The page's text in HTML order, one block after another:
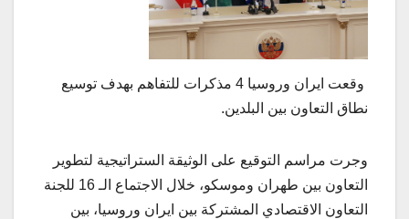
وقعت ايران وروسيا 4 مذكرات للتفاهم بهدف توسيع
نطاق التعاون بين البلدين.
وجرت مراسم التوقيع على الوثيقة الستراتيجية لتطوير
التعاون بين طهران وموسكو، خلال الاجتماع الـ 16 للجنة
التعاون الاقتصادي المشتركة بين ايران وروسيا، بين